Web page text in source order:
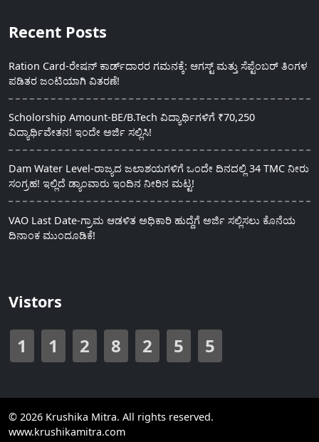
Recent Posts
Ration Card-ರೇಷನ್ ಕಾರ್ಡ್‍ದಾರರ ಗಮನಕ್ಕೆ: ಆಗಸ್ಟ್ ಮತ್ತು ಸೆಪ್ಟೆಂಬರ್ ತಿಂಗಳ
ಪಡಿತರ ಜಂಟಿಯಾಗಿ ವಿತರಣೆ!
Scholorship Amount-BE/B.Tech ವಿದ್ಯಾರ್ಥಿಗಳಿಗೆ ₹70,250
ವಿದ್ಯಾರ್ಥಿವೇತನ! ಇಂದೇ ಅರ್ಜಿ ಸಲ್ಲಿಸಿ!
Dam Water Level-ರಾಜ್ಯದ ಜಲಾಶಯಗಳಿಗೆ ಒಂದೇ ದಿನದಲ್ಲಿ 34 TMC ನೀರು
ಸಂಗ್ರಹ! ಇಲ್ಲಿದೆ ಡ್ಯಾಂವಾರು ಇಂದಿನ ನೀರಿನ ಮಟ್ಟ!
VAO Last Date-ಗ್ರಾಮ ಆಡಳಿತ ಅಧಿಕಾರಿ ಹುದ್ದೆಗೆ ಅರ್ಜಿ ಸಲ್ಲಿಸಲು ಕೊನೆಯ
ದಿನಾಂಕ ಮುಂದೂಡಿಕೆ!
Vistors
1 1 2 8 2 5 5
© 2026 Krushika Mitra. All rights reserved.
www.krushikamitra.com